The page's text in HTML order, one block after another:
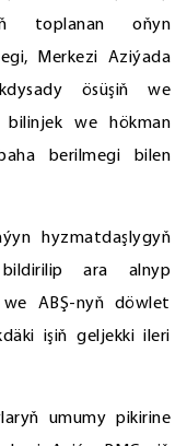
toplanan oňyn
Merkezi Aziýada
ösüşiň we
bilinjek we hökman
berilmegi bilen
hyzmatdaşlygyň
bildirilip ara alnyp
we ABŞ-nyň döwlet
işiň geljekki ileri
umumy pikirine